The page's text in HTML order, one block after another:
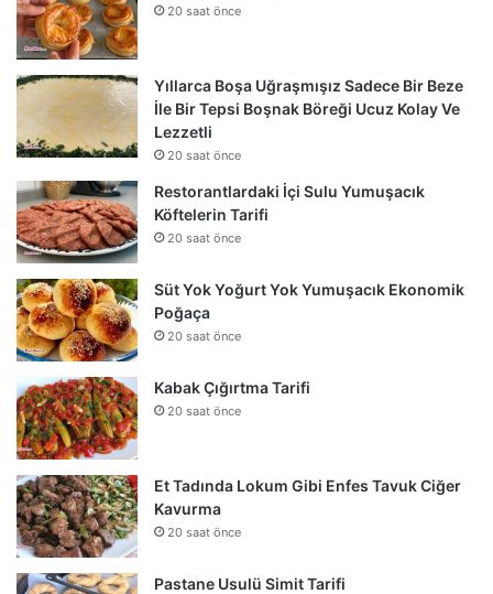
20 saat önce
Yıllarca Boşa Uğraşmışız Sadece Bir Beze
İle Bir Tepsi Boşnak Böreği Ucuz Kolay Ve
Lezzetli
20 saat önce
Restorantlardaki İçi Sulu Yumuşacık
Köftelerin Tarifi
20 saat önce
Süt Yok Yoğurt Yok Yumuşacık Ekonomik
Poğaça
20 saat önce
Kabak Çığırtma Tarifi
20 saat önce
Et Tadında Lokum Gibi Enfes Tavuk Ciğer
Kavurma
20 saat önce
Pastane Usulü Simit Tarifi